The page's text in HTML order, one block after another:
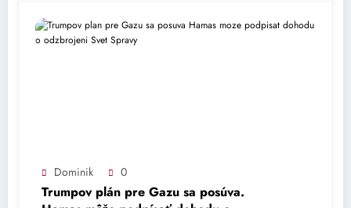
Dominik 0
Trumpov plán pre Gazu sa posúva.